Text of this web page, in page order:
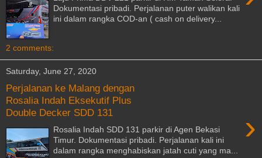
Dokumentasi pribadi. Perjalanan puter walikan kali
ini dalam rangka COD-an ( cash on delivery...
2 comments:
Saturday, June 27, 2020
Perjalanan ke Malang dengan
Rosalia Indah Eksekutif Plus
Double Decker SDD 131
›
Rosalia Indah SDD 131 parkir di Agen Bekasi
Timur. Dokumentasi pribadi. Perjalanan kali ini
dalam rangka menghabiskan jatah cuti yang ma...